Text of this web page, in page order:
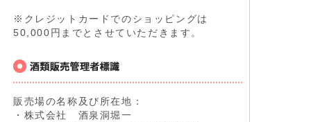
※クレジットカードでのショッピングは
50,000円までとさせていただきます。
販売場の名称及び所在地：
・株式会社 酒泉洞堀一